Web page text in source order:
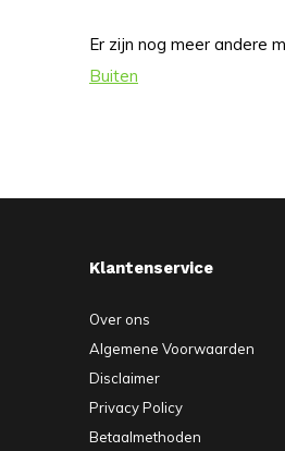
Er zijn nog meer andere
Buiten
Klantenservice
Over ons
Algemene Voorwaarden
Disclaimer
Privacy Policy
Betaalmethoden